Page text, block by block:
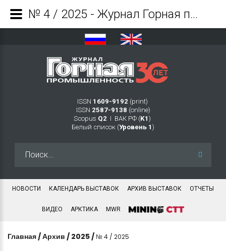
ISSN 1609-9192 (print)
ISSN 2587-9138 (online)
Scopus Q2 Ι ВАК РФ (K1 )
Белый список (Уровень 1 )
НОВОСТИ КАЛЕНДАРЬ ВЫСТАВОК АРХИВ ВЫСТАВОК ОТЧЕТЫ
ВИДЕО АРКТИКА MWR
Главная /Архив / 2025 / № 4 / 2025
№ 4 / 2025 - Журнал Горная промышленность